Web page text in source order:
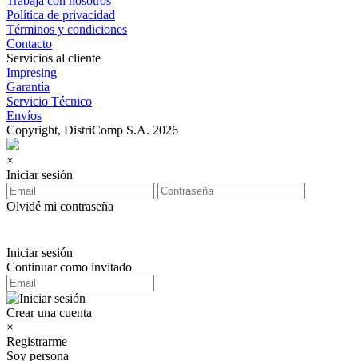
Política de privacidad
Términos y condiciones
Contacto
Servicios al cliente
Impresing
Garantía
Servicio Técnico
Envíos
Copyright, DistriComp S.A. 2026
×
Iniciar sesión
Olvidé mi contraseña
Iniciar sesión
Continuar como invitado
Crear una cuenta
×
Registrarme
Soy persona